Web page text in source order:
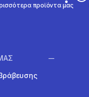
προϊόντα μας